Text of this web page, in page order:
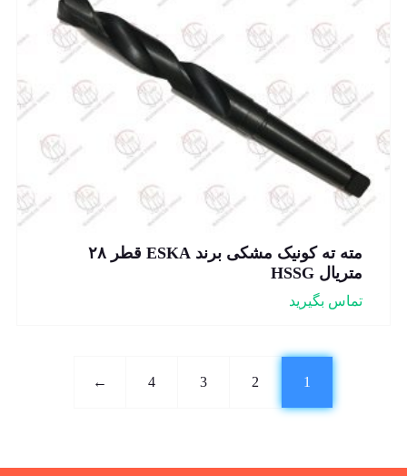
مته ته کونیک مشکی برند ESKA قطر ۲۸
متریال HSSG
تماس بگیرید
1
2
3
4
←